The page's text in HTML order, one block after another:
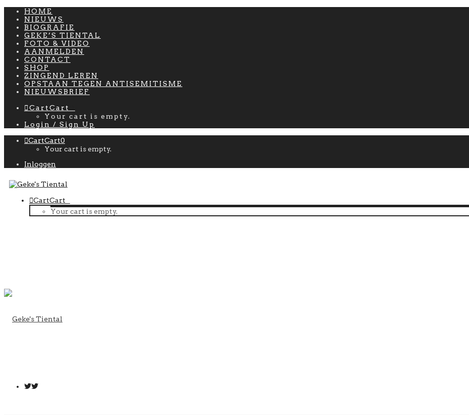
HOME
NIEUWS
BIOGRAFIE
GEKE’S TIENTAL
FOTO & VIDEO
AANMELDEN
CONTACT
SHOP
ZINGEND LEREN
OPSTAAN TEGEN ANTISEMITISME
NIEUWSBRIEF
CartCart
Your cart is empty.
Login / Sign Up
CartCart0
Your cart is empty.
Inloggen
CartCart
Your cart is empty.